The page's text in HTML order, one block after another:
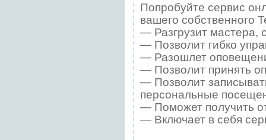
Попробуйте сервис
вашего собственного
— Разгрузит мастера,
— Позволит гибко
— Разошлет
— Позволит принять
— Позволит
персональные
— Поможет получить
— Включает в себя